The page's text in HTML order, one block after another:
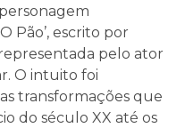
Pão’, escrito por
pelo ator
O intuito foi
transformações que
do século XX até os